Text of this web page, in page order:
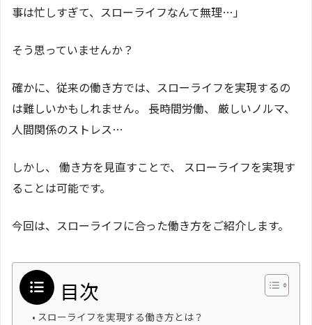
事は忙しすぎて、スローライフなんて無理…」
そう思っていませんか？
確かに、従来の働き方では、スローライフを実現するの
は難しいかもしれません。 長時間労働、 厳しいノルマ、
人間関係のストレス…
しかし、 働き方を見直すことで、 スローライフを実現す
ることは可能です。
今回は、スローライフに合った働き方をご紹介します。
目次
スローライフを実現する働き方とは？